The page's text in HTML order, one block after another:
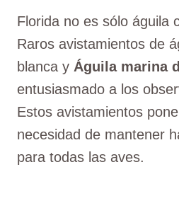
Florida no es sólo águila
Raros avistamientos de
blanca y Águila marina
entusiasmado a los
Estos avistamientos
necesidad de mantener
para todas las aves.